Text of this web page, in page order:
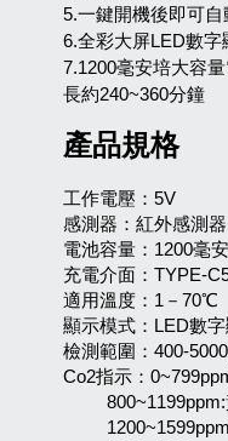
5.一鍵開機後即可
6.全彩大屏LED數
7.1200毫安培大容
長約240~360分鐘
產品規格
​工作電壓：5V
感測器：紅外感測器
電池容量：1200毫安
充電介面：TYPE-
適用溫度：1－70℃
顯示模式：LED數
檢測範圍：400-
Co2指示：
800~1199ppm: